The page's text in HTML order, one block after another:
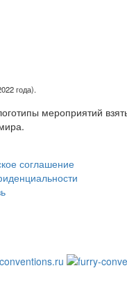
года).
мероприятий
соглашение